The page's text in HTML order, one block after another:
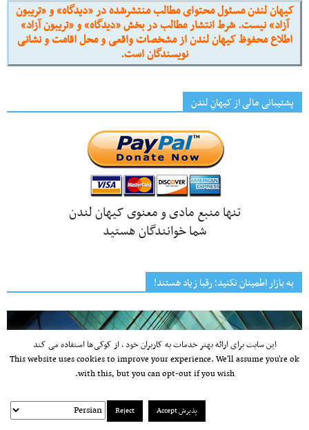
کیهان لندن مسئول محتوای مطالب منتشرشده در «دیدگاه» و «تریبون
آزاد» نیست. شرط انتشار مطالب در بخش «دیدگاه» و «تریبون آزاد»
اطلاع محفوظ کیهان لندن از مشخصات واقعی و محل اقامت و نشانی
نویسندگان است.
پشتیبانی مالی از کیهانِ لندن
تنها منبع مادی و معنوی کیهان لندن
شما خوانندگان هستید
به بازار اطمینان نکنید؛ رقبا زیاد هستند!
این سایت برای ارائه بهتر خدمات به کاربران خود ، از کوکی‌ها استفاده می کند
This website uses cookies to improve your experience. We'll assume you're ok
with this, but you can opt-out if you wish.
پذیرش Accept Reject